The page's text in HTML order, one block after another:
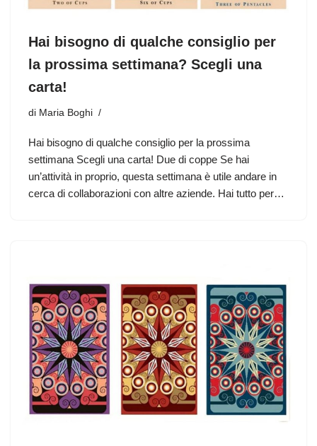
Hai bisogno di qualche consiglio per
la prossima settimana? Scegli una
carta!
di Maria Boghi
Hai bisogno di qualche consiglio per la prossima
settimana Scegli una carta! Due di coppe Se hai
un’attività in proprio, questa settimana è utile andare in
cerca di collaborazioni con altre aziende. Hai tutto per…